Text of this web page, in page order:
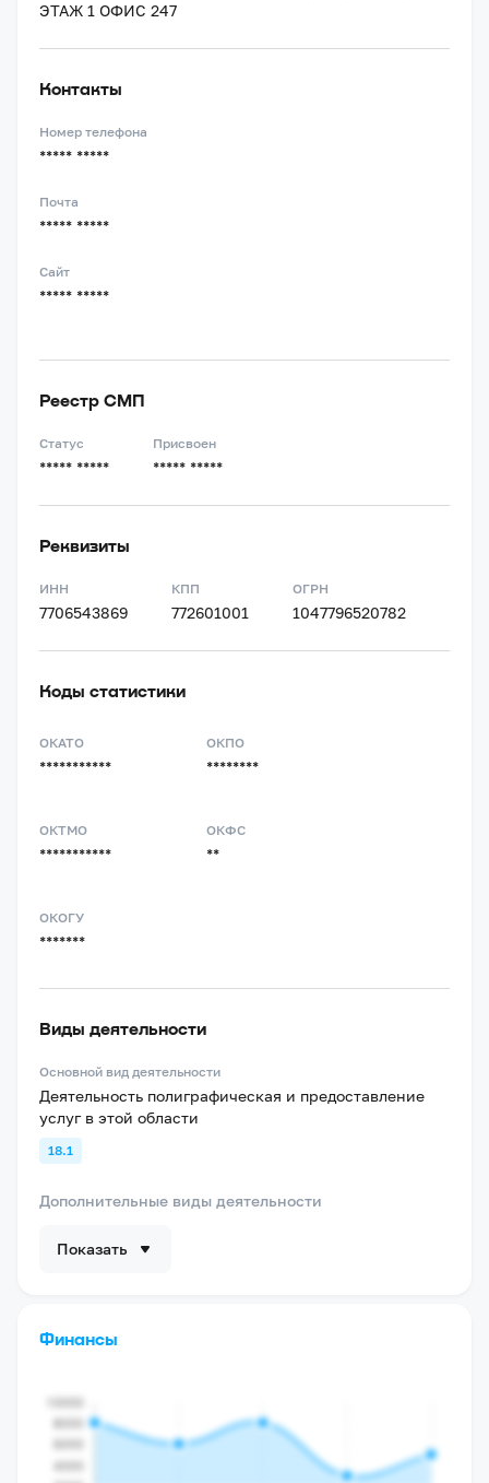
ЭТАЖ 1 ОФИС 247
Контакты
Номер телефона
***** *****
Почта
***** *****
Сайт
***** *****
Реестр СМП
Статус
***** *****
Присвоен
***** *****
Реквизиты
ИНН
7706543869
КПП
772601001
ОГРН
1047796520782
Коды статистики
ОКАТО
***********
ОКПО
********
ОКТМО
***********
ОКФС
**
ОКОГУ
*******
Виды деятельности
Основной вид деятельности
Деятельность полиграфическая и предоставление
услуг в этой области
18.1
Дополнительные виды деятельности
Показать
Финансы